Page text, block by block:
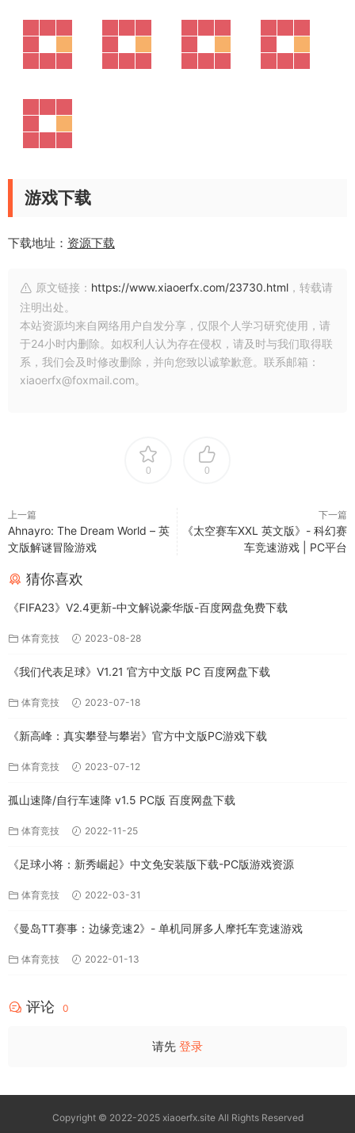
游戏下载
下载地址： 资源下载
原文链接： https://www.xiaoerfx.com/23730.html ，转载请
注明出处。
本站资源均来自网络用户自发分享，仅限个人学习研究使用，请
于24小时内删除。如权利人认为存在侵权，请及时与我们取得联
系，我们会及时修改删除，并向您致以诚挚歉意。联系邮箱：
xiaoerfx@foxmail.com。
0 0
上一篇
Ahnayro: The Dream World – 英
文版解谜冒险游戏
下一篇
《太空赛车XXL 英文版》- 科幻赛
车竞速游戏 | PC平台
猜你喜欢
《FIFA23》V2.4更新-中文解说豪华版-百度网盘免费下载
体育竞技 2023-08-28
《我们代表足球》V1.21 官方中文版 PC 百度网盘下载
体育竞技 2023-07-18
《新高峰：真实攀登与攀岩》官方中文版PC游戏下载
体育竞技 2023-07-12
孤山速降/自行车速降 v1.5 PC版 百度网盘下载
体育竞技 2022-11-25
《足球小将：新秀崛起》中文免安装版下载-PC版游戏资源
体育竞技 2022-03-31
《曼岛TT赛事：边缘竞速2》- 单机同屏多人摩托车竞速游戏
体育竞技 2022-01-13
评论 0
请先 登录
Copyright © 2022-2025 xiaoerfx.site All Rights Reserved